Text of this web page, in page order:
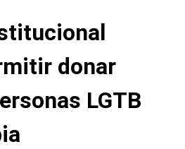
donar
LGTB